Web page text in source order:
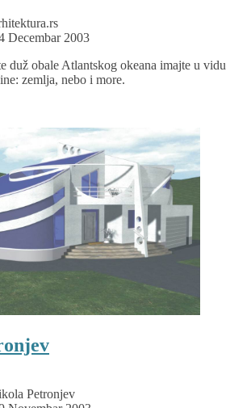
Decembar 2003
duž obale Atlantskog okeana imajte u vidu
zemlja, nebo i more.
Petronjev